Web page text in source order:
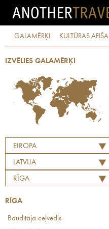
GALAMĒRĶI KULTŪRAS AFIŠA
IZVĒLIES GALAMĒRĶI
EIROPA
LATVIJA
RĪGA
RĪGA
Baudītāja ceļvedis